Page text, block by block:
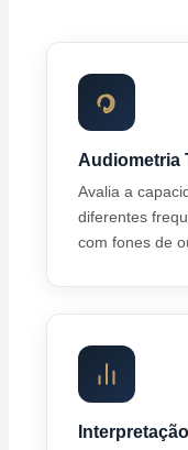
Audiometria
Avalia a
diferentes
com fones de